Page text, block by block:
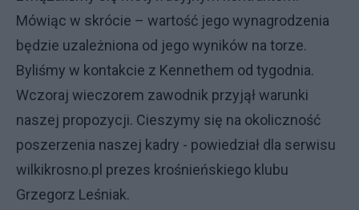
Mówiąc w skrócie – wartość jego wynagrodzenia
będzie uzależniona od jego wyników na torze.
Byliśmy w kontakcie z Kennethem od tygodnia.
Wczoraj wieczorem zawodnik przyjął warunki
naszej propozycji. Cieszymy się na okoliczność
poszerzenia naszej kadry - powiedział dla serwisu
wilkikrosno.pl prezes krośnieńskiego klubu
Grzegorz Leśniak.